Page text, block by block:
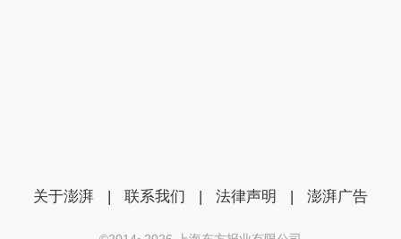
关于澎湃 | 联系我们 | 法律声明 | 澎湃广告